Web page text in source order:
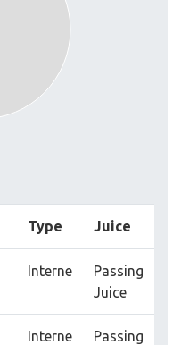
Type Juice
Interne
Passing
Juice
Interne
Passing